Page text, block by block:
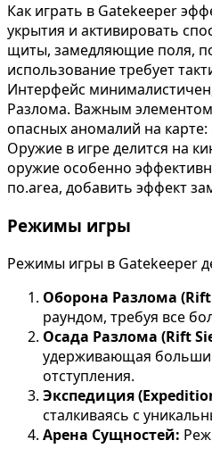
Как играть в Gatekeeper
укрытия и активировать
щиты, замедляющие поля,
использование требует
Интерфейс
Разлома. Важным элементом
опасных аномалий на
Оружие в игре делится на
оружие особенно
по.area, добавить эффект
Режимы игры
Режимы игры в Gatekeeper
Оборона Разлома (Rift
раундом, требуя все
Осада Разлома (Rift
удерживающая
отступления.
Экспедиция
сталкиваясь с
Арена Сущностей: